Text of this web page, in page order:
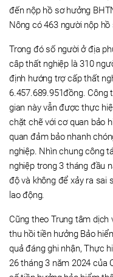
đến nộp hồ sơ hưởng
Nông có 463 người nộp hồ
Trong đó số người ở địa
câp thất nghiệp là 310
định hướng trợ cấp thất
6.457.689.951đồng.
gian này vẫn được thực
chặt chẽ với cơ quan bảo
quan đảm bảo nhanh
nghiệp. Nhìn chung công
nghiệp trong 3 tháng đầu
độ và không để xảy ra sai
lao động.
Cũng theo Trung tâm dịch
thu hồi tiền hưởng Bảo
quả đáng ghi nhận, Thực
26 tháng 3 năm 2024 của